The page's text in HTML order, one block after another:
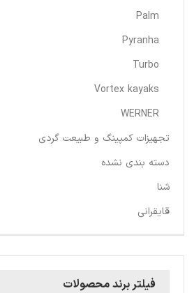
Palm
Pyranha
Turbo
Vortex kayaks
WERNER
تجهیزات کمپینگ و طبیعت گردی
دسته بندی نشده
شنا
قایقرانی
فیلتر برند محصولات